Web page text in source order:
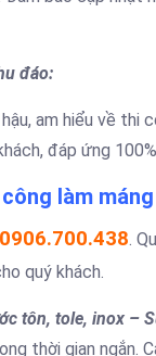
đáo:
am hiểu về
đáp ứng
công làm
0906.700.438.
quý khách.
tôn, tole, inox –
thời gian ngắn.